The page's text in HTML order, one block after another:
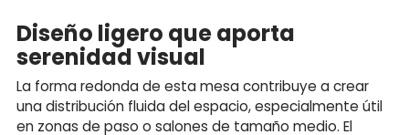
Diseño ligero que aporta
serenidad visual
La forma redonda de esta mesa contribuye a crear
una distribución fluida del espacio, especialmente útil
en zonas de paso o salones de tamaño medio. El